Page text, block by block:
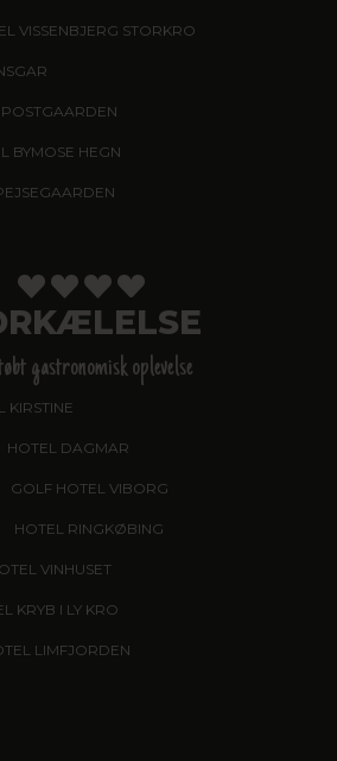
VISSENBJERG STORKRO
BYMOSE HEGN
gastronomisk oplevelse
KIRSTINE
HOTEL DAGMAR
GOLF HOTEL VIBORG
HOTEL RINGKØBING
VINHUSET, NÆSTVED
KRYB I LY KRO
LIMFJORDEN